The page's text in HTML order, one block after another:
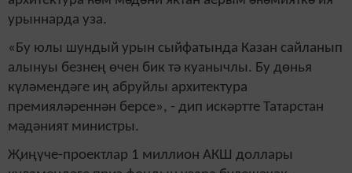
урыннарда уза.
«Бу юлы шундый урын сыйфатында Казан сайланып
алынуы безнең өчен бик тә куанычлы. Бу дөнья
күләмендәге иң абруйлы архитектура
премияләреннән берсе», - дип искәртте Татарстан
мәдәният министры.
Җиңүче-проектлар 1 миллион АКШ доллары